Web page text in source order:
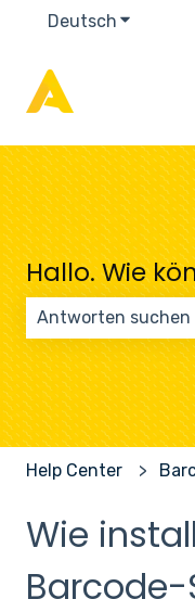
Deutsch
Hallo. Wie
Es gibt keine
Help Center
Wie